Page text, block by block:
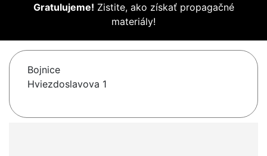
Gratulujeme! Zistite, ako získať propagačné
materiály!
Bojnice
Hviezdoslavova 1